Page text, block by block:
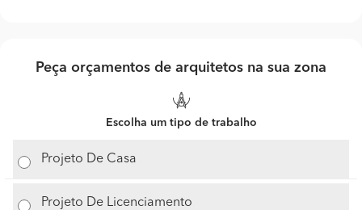
Peça orçamentos de arquitetos na sua zona
Escolha um tipo de trabalho
Projeto De Casa
Projeto De Licenciamento